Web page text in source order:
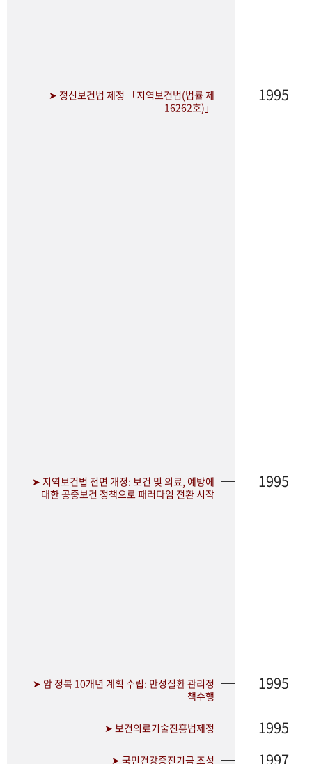
➤ 정신보건법 제정 「지역보건법(법률 제
16262호)」
1995
➤ 지역보건법 전면 개정: 보건 및 의료, 예방에
대한 공중보건 정책으로 패러다임 전환 시작
1995
➤ 암 정복 10개년 계획 수립: 만성질환 관리정
책수행
1995
➤ 보건의료기술진흥법제정 1995
➤ 국민건강증진기금 조성 1997